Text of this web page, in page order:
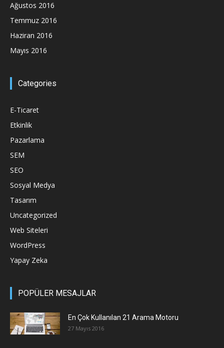
Ağustos 2016
Temmuz 2016
Haziran 2016
Mayıs 2016
Categories
E-Ticaret
Etkinlik
Pazarlama
SEM
SEO
Sosyal Medya
Tasarım
Uncategorized
Web Siteleri
WordPress
Yapay Zeka
POPÜLER MESAJLAR
En Çok Kullanılan 21 Arama Motoru
27 Mayıs 2016